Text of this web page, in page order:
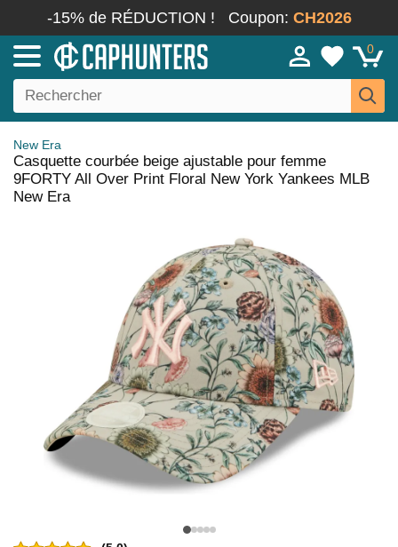
-15% de RÉDUCTION ! Coupon: CH2026
0
New Era
Casquette courbée beige ajustable pour femme
9FORTY All Over Print Floral New York Yankees MLB
New Era